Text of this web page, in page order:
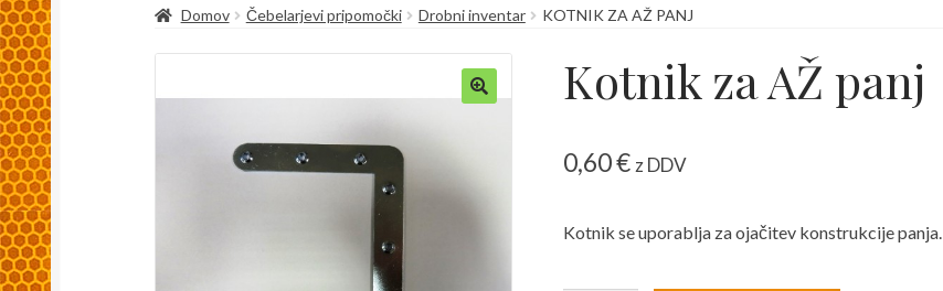
Kaj so spletni piškoti, zakaj se uporabljajo in kako jih v brskalniku izključimo?
TrgovinaZaključek nakupa
Domov Čebelarjevi pripomočki Drobni inventar KOTNIK ZA AŽ PANJ
Kotnik za AŽ panj
0,60€z DDV
Kotnik se uporablja za ojačitev konstrukcije panja.